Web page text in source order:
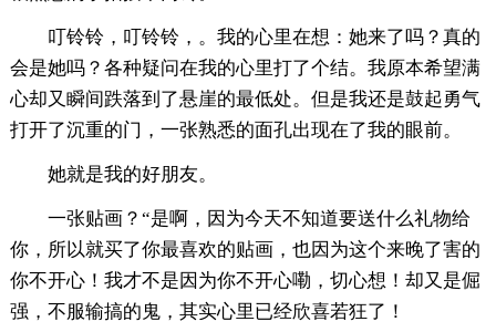
叮铃铃，叮铃铃，。我的心里在想：她来了吗？真的
会是她吗？各种疑问在我的心里打了个结。我原本希望满
心却又瞬间跌落到了悬崖的最低处。但是我还是鼓起勇气
打开了沉重的门，一张熟悉的面孔出现在了我的眼前。
她就是我的好朋友。
一张贴画？“是啊，因为今天不知道要送什么礼物给
你，所以就买了你最喜欢的贴画，也因为这个来晚了害的
你不开心！我才不是因为你不开心嘞，切心想！却又是倔
强，不服输搞的鬼，其实心里已经欣喜若狂了！